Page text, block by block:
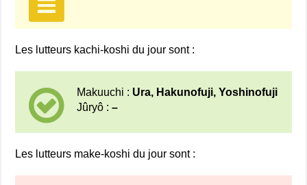
Les lutteurs kachi-koshi du jour sont :
Makuuchi : Ura, Hakunofuji, Yoshinofuji
Jûryô :–
Les lutteurs make-koshi du jour sont :